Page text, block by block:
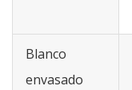
Blanco
envasado